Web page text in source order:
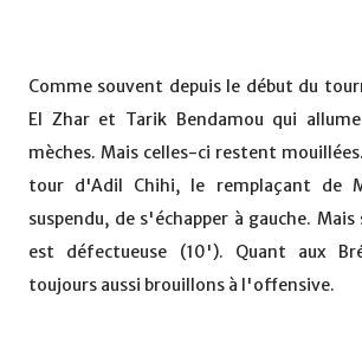
Comme souvent depuis le début du
El Zhar et Tarik Bendamou qui
mèches. Mais celles-ci restent
tour d'Adil Chihi, le remplaçant de
suspendu, de s'échapper à gauche. Mais
est défectueuse (10'). Quant aux
toujours aussi brouillons à l'offensive.